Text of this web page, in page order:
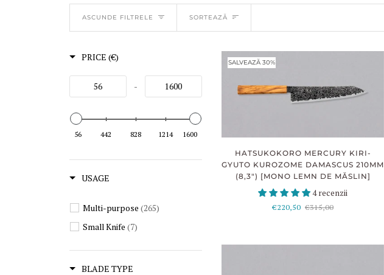
ASCUNDE FILTRELE SORTEAZĂ
SORTEAZĂ
PRICE (€)
-
56 442 828 1214 1600
USAGE
Multi-purpose (265)
Small Knife (7)
BLADE TYPE
SALVEAZĂ 30%
HATSUKOKORO MERCURY KIRI-
GYUTO KUROZOME DAMASCUS 210MM
(8,3") [MONO LEMN DE MĂSLIN]
4 recenzii
€220,50 €315,00